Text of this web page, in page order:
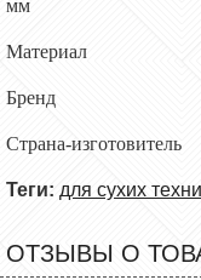
мм
Материал
Страна-
Теги: для сухих
ОТЗЫВЫ О